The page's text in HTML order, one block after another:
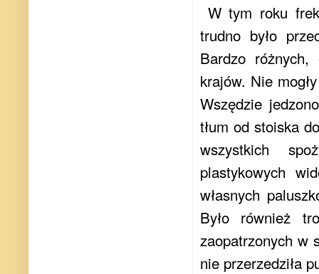
W tym roku
trudno było
Bardzo
krajów. Nie
Wszędzie
tłum od stoiska
wszystkich
plastykowych
własnych
Było również
zaopatrzonych w
nie przerzedziła